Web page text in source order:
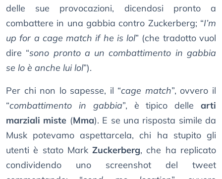
delle sue provocazioni, dicendosi pronto a
combattere in una gabbia contro Zuckerberg; “I’m
up for a cage match if he is lol” (che tradotto vuol
dire “sono pronto a un combattimento in gabbia
se lo è anche lui lol”).
Per chi non lo sapesse, il “cage match”, ovvero il
“combattimento in gabbia”, è tipico dellearti
marziali miste (Mma). E se una risposta simile da
Musk potevamo aspettarcela, chi ha stupito gli
utenti è stato MarkZuckerberg, che ha replicato
condividendo uno screenshot del tweet